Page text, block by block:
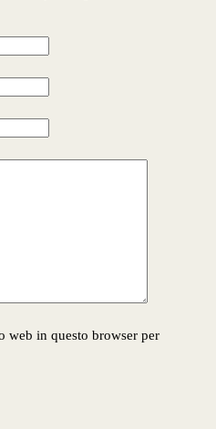
web in questo browser per